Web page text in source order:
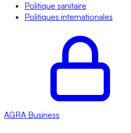
Politique sanitaire
Politiques internationales
AGRA Business